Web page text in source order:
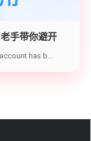
手带你避开
has b...